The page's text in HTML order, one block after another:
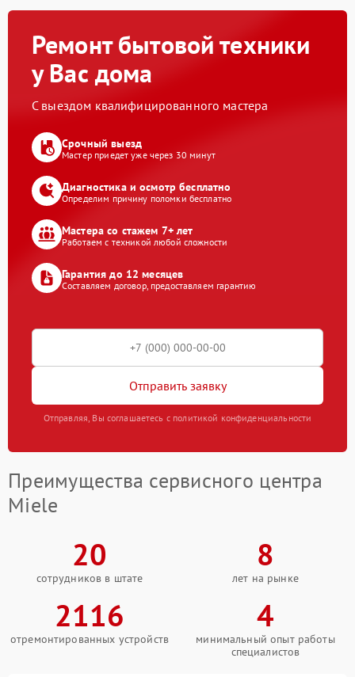
Ремонт бытовой техники
у Вас дома
С выездом квалифицированного мастера
Срочный выезд
Мастер приедет уже через 30 минут
Диагностика и осмотр бесплатно
Определим причину поломки бесплатно
Мастера со стажем 7+ лет
Работаем с техникой любой сложности
Гарантия до 12 месяцев
Составляем договор, предоставляем гарантию
Отправить заявку
Отправляя, Вы соглашаетесь с политикой конфиденциальности
Преимущества сервисного центра
Miele
20
сотрудников в штате
8
лет на рынке
2116
отремонтированных устройств
4
минимальный опыт работы
специалистов